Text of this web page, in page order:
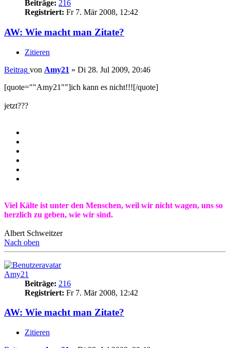
Beiträge: 216
Registriert: Fr 7. Mär 2008, 12:42
AW: Wie macht man Zitate?
Zitieren
Beitrag von Amy21 » Di 28. Jul 2009, 20:46
[quote=""Amy21""]ich kann es nicht!!![/quote]
jetzt???
Viel Kälte ist unter den Menschen, weil wir nicht wagen, uns so
herzlich zu geben, wie wir sind.
Albert Schweitzer
Nach oben
Amy21
Beiträge: 216
Registriert: Fr 7. Mär 2008, 12:42
AW: Wie macht man Zitate?
Zitieren